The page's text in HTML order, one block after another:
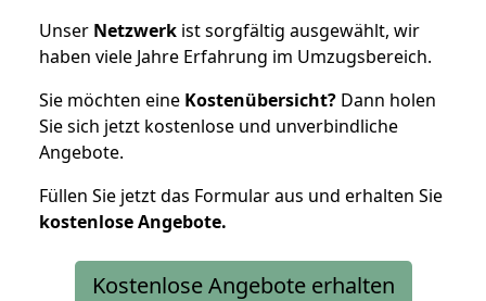
Unser Netzwerk ist sorgfältig ausgewählt, wir
haben viele Jahre Erfahrung im Umzugsbereich.
Sie möchten eine Kostenübersicht? Dann holen
Sie sich jetzt kostenlose und unverbindliche
Angebote.
Füllen Sie jetzt das Formular aus und erhalten Sie
kostenloseAngebote.
Kostenlose Angebote erhalten